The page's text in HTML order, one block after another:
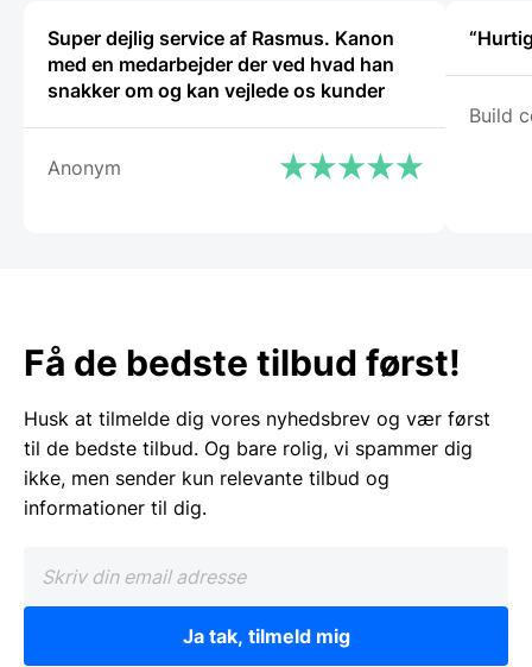
Super dejlig service af Rasmus. Kanon
med en medarbejder der ved hvad han
snakker om og kan vejlede os kunder
Anonym
Build
Få de bedste tilbud først!
Husk at tilmelde dig vores nyhedsbrev og vær først
til de bedste tilbud. Og bare rolig, vi spammer dig
ikke, men sender kun relevante tilbud og
informationer til dig.
Ja tak, tilmeld mig